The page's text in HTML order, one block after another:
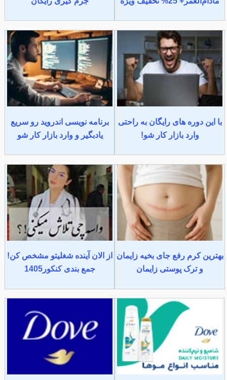
با این دوره های رایگان به راحتی
وارد بازار کار شو!
برنامه نویسی اندروید رو سریع
یادبگیر و وارد بازار کار شو
بهترین کرم رفع جای بخیه زایمان
و ترک پوستی زایمان
از الان آینده شغلیتو مشخص کن!
جمع بندی کنکور1405